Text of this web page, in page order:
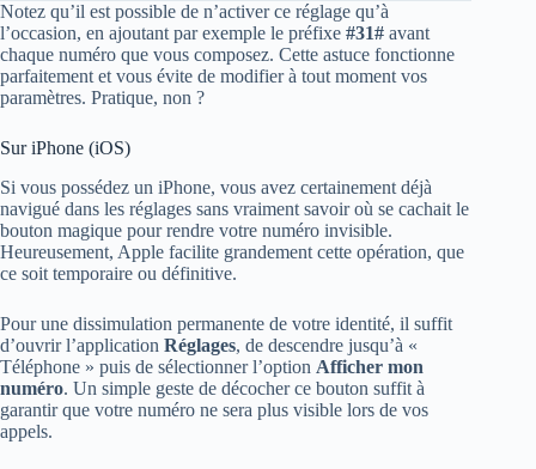
Notez qu’il est possible de n’activer ce réglage qu’à
l’occasion, en ajoutant par exemple le préfixe #31# avant
chaque numéro que vous composez. Cette astuce fonctionne
parfaitement et vous évite de modifier à tout moment vos
paramètres. Pratique, non ?
Sur iPhone (iOS)
Si vous possédez un iPhone, vous avez certainement déjà
navigué dans les réglages sans vraiment savoir où se cachait le
bouton magique pour rendre votre numéro invisible.
Heureusement, Apple facilite grandement cette opération, que
ce soit temporaire ou définitive.
Pour une dissimulation permanente de votre identité, il suffit
d’ouvrir l’application Réglages, de descendre jusqu’à «
Téléphone » puis de sélectionner l’option Afficher mon
numéro. Un simple geste de décocher ce bouton suffit à
garantir que votre numéro ne sera plus visible lors de vos
appels.